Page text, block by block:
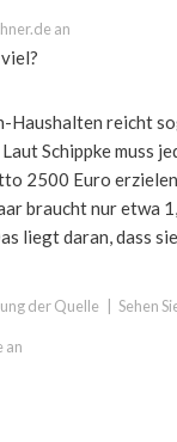
an
Haushalten reicht
Schippke muss
2500 Euro
braucht nur etwa
liegt daran, dass
der Quelle Sehen
an